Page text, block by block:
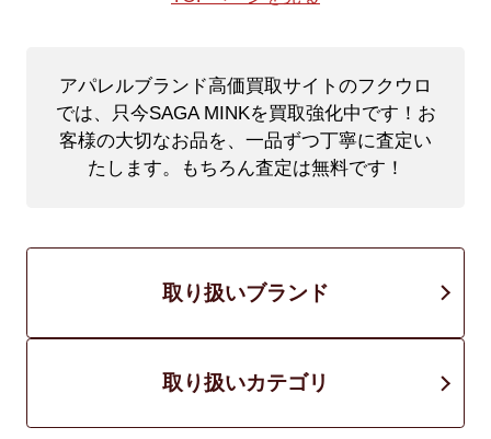
アパレルブランド高価買取サイトのフクウロ
では、只今SAGA MINKを買取強化中です！ お
客様の大切なお品を、一品ずつ丁寧に査定い
たします。もちろん査定は無料です！
取り扱いブランド
取り扱いカテゴリ